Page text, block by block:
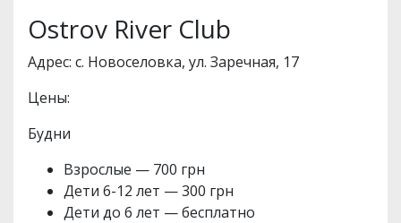
Ostrov River Club
Адрес: с. Новоселовка, ул. Заречная, 17
Цены:
Будни
Взрослые — 700 грн
Дети 6-12 лет — 300 грн
Дети до 6 лет — бесплатно